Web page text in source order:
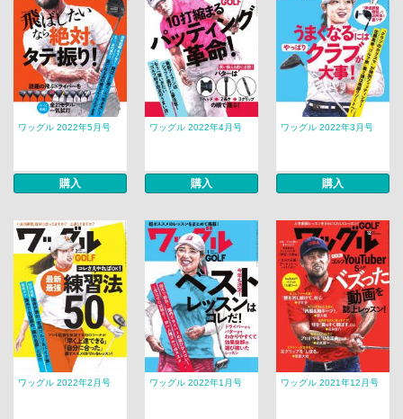
ワッグル 2022年5月号
購入
ワッグル 2022年4月号
購入
ワッグル 2022年3月号
購入
ワッグル 2022年2月号 ワッグル 2022年1月号 ワッグル 2021年12月号